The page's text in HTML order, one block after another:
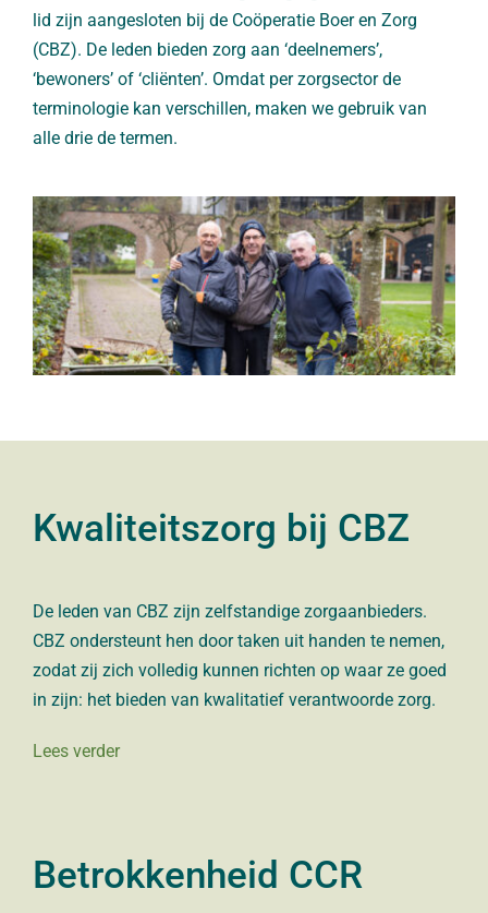
lid zijn aangesloten bij de Coöperatie Boer en Zorg
(CBZ). De leden bieden zorg aan ‘deelnemers’,
‘bewoners’ of ‘cliënten’. Omdat per zorgsector de
terminologie kan verschillen, maken we gebruik van
alle drie de termen.
Kwaliteitszorg bij CBZ
De leden van CBZ zijn zelfstandige zorgaanbieders.
CBZ ondersteunt hen door taken uit handen te nemen,
zodat zij zich volledig kunnen richten op waar ze goed
in zijn: het bieden van kwalitatief verantwoorde zorg.
Lees verder
Betrokkenheid CCR